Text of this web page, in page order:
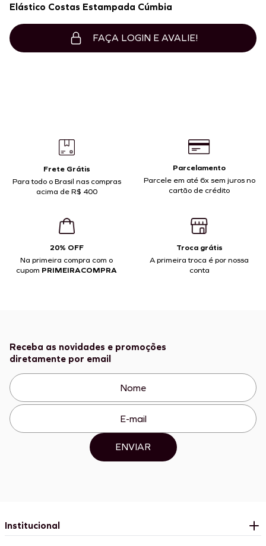
Elástico Costas Estampada Cúmbia
FAÇA LOGIN E AVALIE!
Frete Grátis
Para todo o Brasil nas compras
acima de R$ 400
Parcelamento
Parcele em até 6x sem juros no
cartão de crédito
20% OFF
Na primeira compra com o
cupom PRIMEIRACOMPRA
Troca grátis
A primeira troca é por nossa
conta
Receba as novidades e promoções
diretamente por email
ENVIAR
Institucional